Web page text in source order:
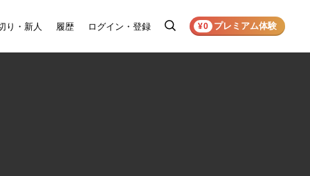
り・新人 履歴 ログイン・登録
検
¥0 プレミアム体験